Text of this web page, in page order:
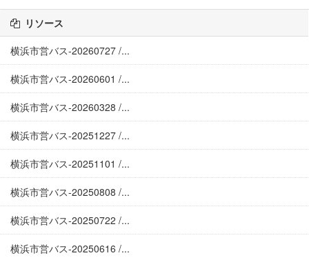
リソース
横浜市営バス-20260727 /...
横浜市営バス-20260601 /...
横浜市営バス-20260328 /...
横浜市営バス-20251227 /...
横浜市営バス-20251101 /...
横浜市営バス-20250808 /...
横浜市営バス-20250722 /...
横浜市営バス-20250616 /...